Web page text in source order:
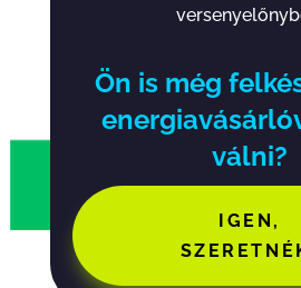
Ön is még
válni?
IGEN,